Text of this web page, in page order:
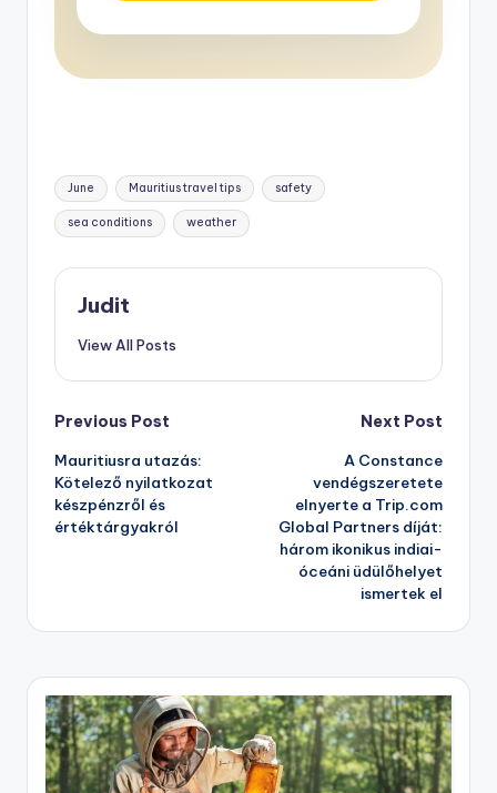
Tags:
June Mauritius travel tips safety
sea conditions weather
Judit
View All Posts
Post
navigation
Previous Post
Mauritiusra utazás:
Kötelező nyilatkozat
készpénzről és
értéktárgyakról
Next Post
A Constance
vendégszeretete
elnyerte a Trip.com
Global Partners díját:
három ikonikus indiai-
óceáni üdülőhelyet
ismertek el